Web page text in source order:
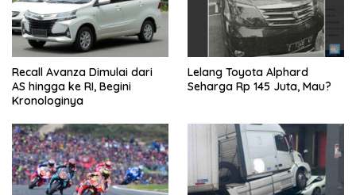
Recall Avanza Dimulai dari
AS hingga ke RI, Begini
Kronologinya
Lelang Toyota Alphard
Seharga Rp 145 Juta, Mau?